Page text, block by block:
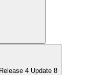
4 Update 8